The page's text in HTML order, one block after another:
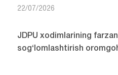
22/07/2026
JDPU xodimlarining
sog‘lomlashtirish